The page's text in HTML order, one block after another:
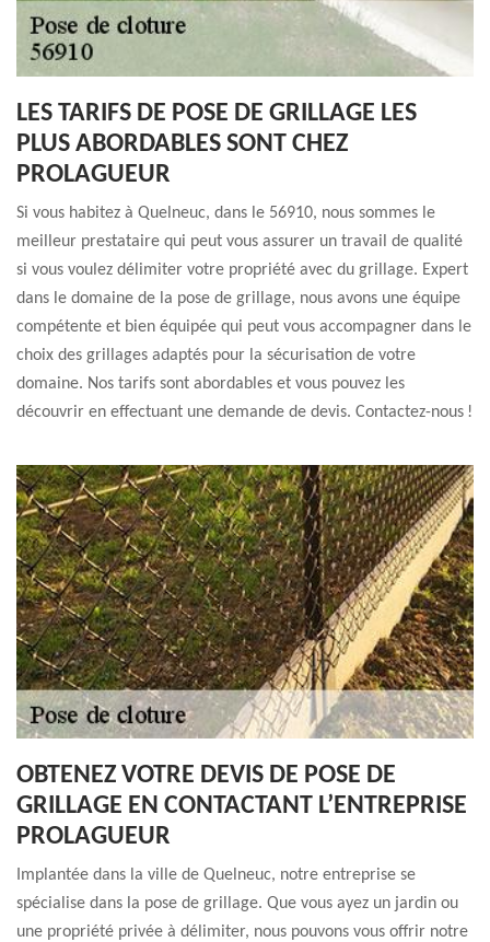
LES TARIFS DE POSE DE GRILLAGE LES
PLUS ABORDABLES SONT CHEZ
PROLAGUEUR
Si vous habitez à Quelneuc, dans le 56910, nous sommes le
meilleur prestataire qui peut vous assurer un travail de qualité
si vous voulez délimiter votre propriété avec du grillage. Expert
dans le domaine de la pose de grillage, nous avons une équipe
compétente et bien équipée qui peut vous accompagner dans le
choix des grillages adaptés pour la sécurisation de votre
domaine. Nos tarifs sont abordables et vous pouvez les
découvrir en effectuant une demande de devis. Contactez-nous !
OBTENEZ VOTRE DEVIS DE POSE DE
GRILLAGE EN CONTACTANT L’ENTREPRISE
PROLAGUEUR
Implantée dans la ville de Quelneuc, notre entreprise se
spécialise dans la pose de grillage. Que vous ayez un jardin ou
une propriété privée à délimiter, nous pouvons vous offrir notre